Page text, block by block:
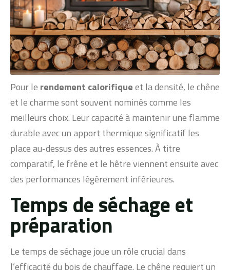
Pour le rendement calorifiqueet la densité, le chêne
et le charme sont souvent nominés comme les
meilleurs choix. Leur capacité à maintenir une flamme
durable avec un apport thermique significatif les
place au-dessus des autres essences. À titre
comparatif, le frêne et le hêtre viennent ensuite avec
des performances légèrement inférieures.
Temps de séchage et
préparation
Le temps de séchage joue un rôle crucial dans
l’efficacité du bois de chauffage. Le chêne requiert un